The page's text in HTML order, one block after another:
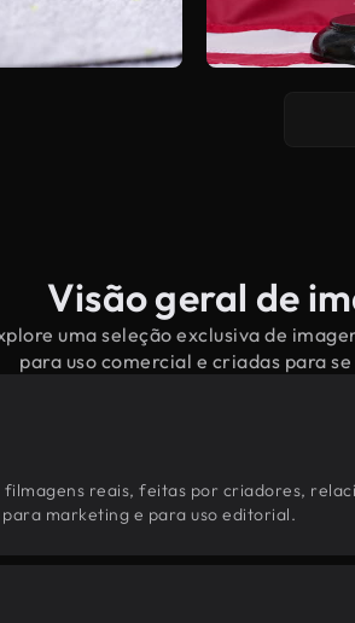
Visão geral de
uma seleção exclusiva de
para uso comercial e criadas para
reais, feitas por criadores,
marketing e para uso editorial.